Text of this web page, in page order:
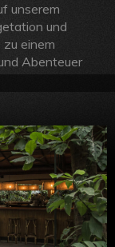
unserem
und
einem
Abenteuer
suchen. Es
für
lokalen
zu.
für Wagemutige
Für die
Neben